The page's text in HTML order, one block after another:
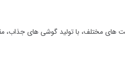
های مختلف، با تولید گوشی های جذاب،